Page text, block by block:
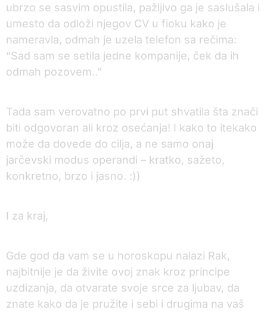
ubrzo se sasvim opustila, pažljivo ga je saslušala i
umesto da odloži njegov CV u fioku kako je
nameravla, odmah je uzela telefon sa rečima:
“Sad sam se setila jedne kompanije, ček da ih
odmah pozovem..”
Tada sam verovatno po prvi put shvatila šta znači
biti odgovoran ali kroz osećanja! I kako to itekako
može da dovede do cilja, a ne samo onaj
jarčevski modus operandi – kratko, sažeto,
konkretno, brzo i jasno. :))
I za kraj,
Gde god da vam se u horoskopu nalazi Rak,
najbitnije je da živite ovoj znak kroz principe
uzdizanja, da otvarate svoje srce za ljubav, da
znate kako da je pružite i sebi i drugima na vaš